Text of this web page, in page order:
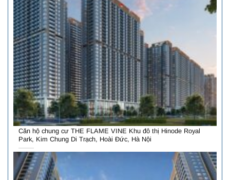
Căn hộ chung cư THE FLAME VINE Khu đô thị Hinode Royal
Park, Kim Chung Di Trạch, Hoài Đức, Hà Nội